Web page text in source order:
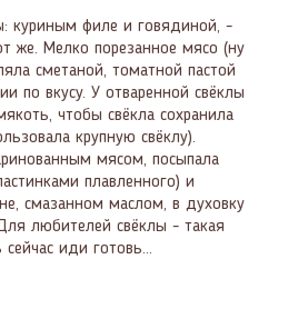
куриным филе и говядиной, -
же. Мелко порезанное мясо (ну
сметаной, томатной пастой
по вкусу. У отваренной свёклы
чтобы свёкла сохранила
крупную свёклу).
мясом, посыпала
плавленного) и
смазанном маслом, в духовку
любителей свёклы - такая
сейчас иди готовь...